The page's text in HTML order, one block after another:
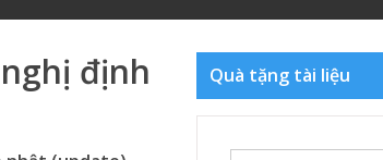
định
Quà tặng tài liệu